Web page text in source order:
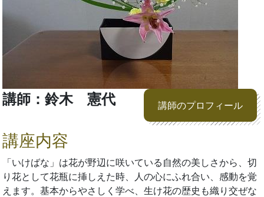
講師：鈴木 憲代 講師のプロフィール
講座内容
「いけばな」は花が野辺に咲いている自然の美しさから、切
り花として花瓶に挿しえた時、人の心にふれ合い、感動を覚
えます。基本からやさしく学べ、生け花の歴史も織り交ぜな